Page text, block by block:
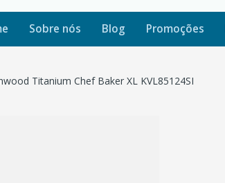
Sobre nós Blog Promoções
Titanium Chef Baker XL KVL85124SI